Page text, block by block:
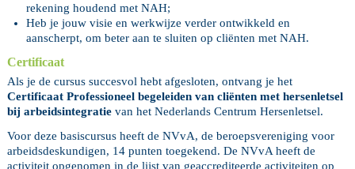
rekening houdend met NAH;
Heb je jouw visie en werkwijze verder ontwikkeld en
aanscherpt, om beter aan te sluiten op cliënten met NAH.
Certificaat
Als je de cursus succesvol hebt afgesloten, ontvang je het
Certificaat Professioneel begeleiden van cliënten met hersenletsel
bij arbeidsintegratie van het Nederlands Centrum Hersenletsel.
Voor deze basiscursus heeft de NVvA, de beroepsvereniging voor
arbeidsdeskundigen, 14 punten toegekend. De NVvA heeft de
activiteit opgenomen in de lijst van geaccrediteerde activiteiten op